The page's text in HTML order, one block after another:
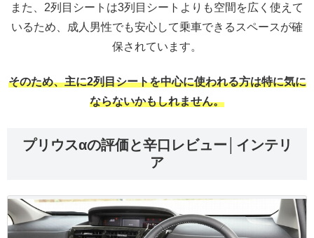
また、2列目シートは3列目シートよりも空間を広く使えて
いるため、成人男性でも安心して乗車できるスペースが確
保されています。
そのため、主に2列目シートを中心に使われる方は特に気に
ならないかもしれません。
プリウスαの評価と辛口レビュー│インテリ
ア